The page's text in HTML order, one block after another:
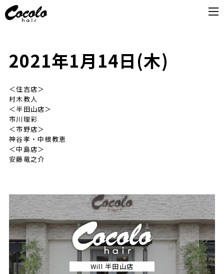
2021年1月14日(木)
＜住吉店＞
村木教人
＜半田山店＞
市川理彩
＜市野店＞
神谷孝・中根教恵
＜中島店＞
安藤竜之介
Will 半田山店